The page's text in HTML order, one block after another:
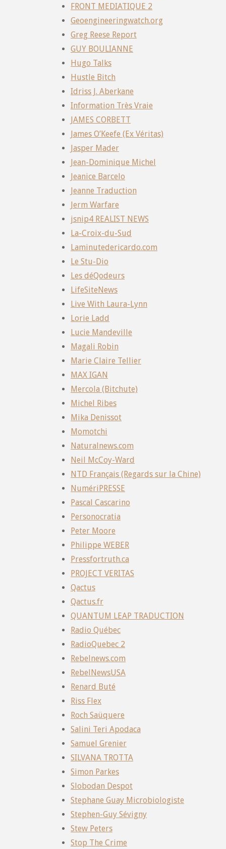
FRONT MEDIATIQUE 2
Geoengineeringwatch.org
Greg Reese Report
GUY BOULIANNE
Hugo Talks
Hustle Bitch
Idriss J. Aberkane
Information Très Vraie
JAMES CORBETT
James O’Keefe (Ex Véritas)
Jasper Mader
Jean-Dominique Michel
Jeanice Barcelo
Jeanne Traduction
Jerm Warfare
jsnip4 REALIST NEWS
La-Croix-du-Sud
Laminutedericardo.com
Le Stu-Dio
Les déQodeurs
LifeSiteNews
Live With Laura-Lynn
Lorie Ladd
Lucie Mandeville
Magali Robin
Marie Claire Tellier
MAX IGAN
Mercola (Bitchute)
Michel Ribes
Mika Denissot
Momotchi
Naturalnews.com
Neil McCoy-Ward
NTD Français (Regards sur la Chine)
NumériPRESSE
Pascal Cascarino
Personocratia
Peter Moore
Philippe WEBER
Pressfortruth.ca
PROJECT VERITAS
Qactus
Qactus.fr
QUANTUM LEAP TRADUCTION
Radio Québec
RadioQuebec 2
Rebelnews.com
RebelNewsUSA
Renard Buté
Riss Flex
Roch Saüquere
Salini Teri Apodaca
Samuel Grenier
SILVANA TROTTA
Simon Parkes
Slobodan Despot
Stephane Guay Microbiologiste
Stephen-Guy Sévigny
Stew Peters
Stop The Crime